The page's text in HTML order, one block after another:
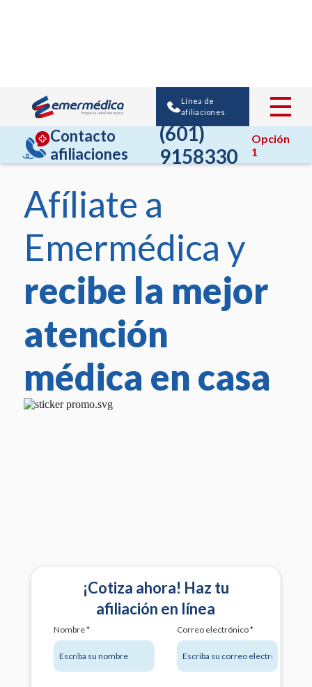
Línea de
afiliaciones
Contacto
afiliaciones
(601)
9158330
Opción
1
Afíliate a
Emermédica y
recibe la mejor
atención
médica en casa
¡Cotiza ahora! Haz tu
afiliación en línea
Nombre * Correo electrónico *